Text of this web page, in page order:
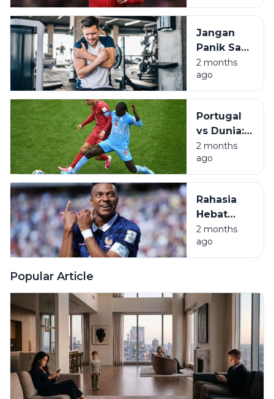
Mohamed
untuk
Mesir
Jangan
Panik Saat
Otot Kaku,
Pahami
DOMS
Olahraga
2 months
ago
Portugal
vs Dunia:
Saat
Konser
Reuni Tak
Bayangan
2 months
ago
Rahasia
Hebat
Mbappe
Saat
Prancis
PD 2026
2 months
ago
Popular Article